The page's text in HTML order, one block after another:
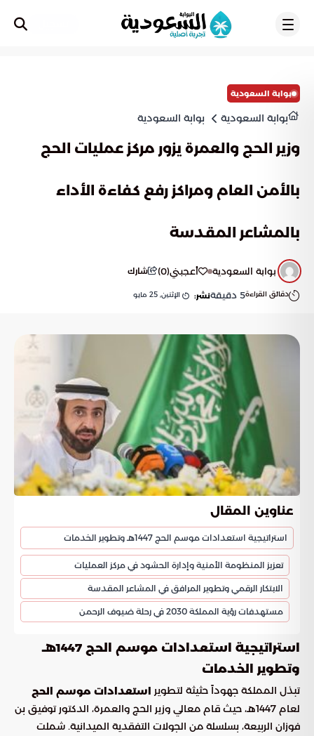
بوابة السعودية
بوابة السعودية بوابة السعودية
وزير الحج والعمرة يزور مركز عمليات الحج
بالأمن العام ومراكز رفع كفاءة الأداء
بالمشاعر المقدسة
بوابة السعودية أعجبني(
0
) شارك
دقائق القراءة5 دقيقةنشر: الإثنين, 25 مايو
عناوين المقال
استراتيجية استعدادات موسم الحج 1447هـ وتطوير الخدمات
تعزيز المنظومة الأمنية وإدارة الحشود في مركز العمليات
الابتكار الرقمي وتطوير المرافق في المشاعر المقدسة
مستهدفات رؤية المملكة 2030 في رحلة ضيوف الرحمن
استراتيجية استعدادات موسم الحج 1447هـ
وتطوير الخدمات
تبذل المملكة جهوداً حثيثة لتطوير استعدادات موسم الحج
لعام 1447هـ، حيث قام معالي وزير الحج والعمرة، الدكتور توفيق بن
فوزان الربيعة، بسلسلة من الجولات التفقدية الميدانية. شملت